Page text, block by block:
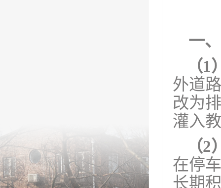
一、
（1
外道
改为
灌入
（2
在停
长期